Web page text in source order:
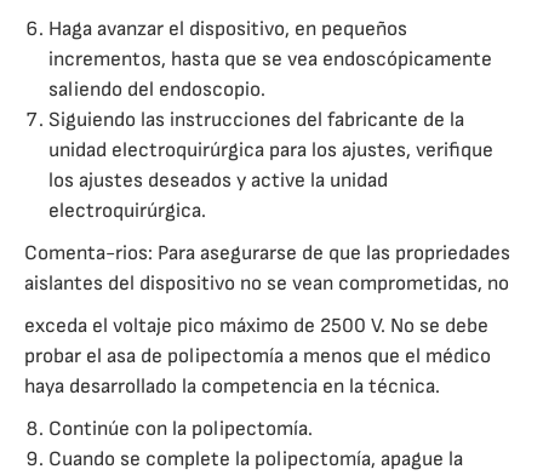
Haga avanzar el dispositivo, en pequeños
incrementos, hasta que se vea endoscópicamente
saliendo del endoscopio.
Siguiendo las instrucciones del fabricante de la
unidad electroquirúrgica para los ajustes, verifique
los ajustes deseados y active la unidad
electroquirúrgica.
Comenta-rios: Para asegurarse de que las propriedades
aislantes del dispositivo no se vean comprometidas, no
exceda el voltaje pico máximo de 2500 V. No se debe
probar el asa de polipectomía a menos que el médico
haya desarrollado la competencia en la técnica.
Continúe con la polipectomía.
Cuando se complete la polipectomía, apague la